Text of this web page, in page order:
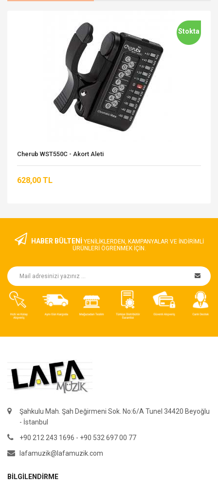
Stokta
Cherub WST550C - Akort Aleti
628,00 TL
HABER BÜLTENİ YENILIKLERDEN, KAMPANYALAR VE INDIRIMLI
ÜRÜNLERI ÖGRENMEK IÇIN.
Şahkulu Mah. Şah Değirmeni Sok. No:6/A Tunel 34420 Beyoğlu
- İstanbul
+90 212 243 1696 - +90 532 697 00 77
lafamuzik@lafamuzik.com
BILGILENDIRME